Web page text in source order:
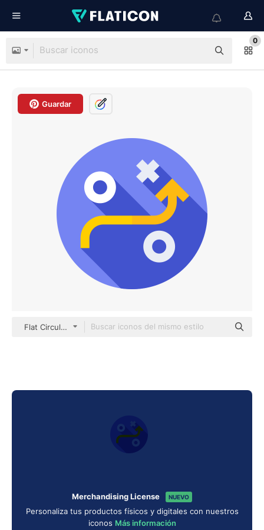
0
Guardar
Flat Circular Flat
Merchandising License NUEVO
Personaliza tus productos físicos y digitales con nuestros
iconos Más información